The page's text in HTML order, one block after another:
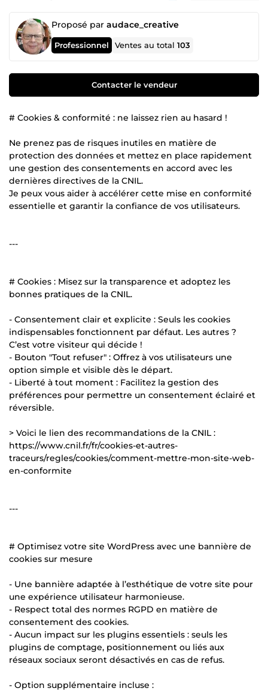
Proposé par audace_creative
Professionnel Ventes au total103
Contacter le vendeur
# Cookies & conformité : ne laissez rien au hasard !
Ne prenez pas de risques inutiles en matière de
protection des données et mettez en place rapidement
une gestion des consentements en accord avec les
dernières directives de la CNIL.
Je peux vous aider à accélérer cette mise en conformité
essentielle et garantir la confiance de vos utilisateurs.
---
# Cookies : Misez sur la transparence et adoptez les
bonnes pratiques de la CNIL.
- Consentement clair et explicite : Seuls les cookies
indispensables fonctionnent par défaut. Les autres ?
C’est votre visiteur qui décide !
- Bouton "Tout refuser" : Offrez à vos utilisateurs une
option simple et visible dès le départ.
- Liberté à tout moment : Facilitez la gestion des
préférences pour permettre un consentement éclairé et
réversible.
> Voici le lien des recommandations de la CNIL :
https://www.cnil.fr/fr/cookies-et-autres-
traceurs/regles/cookies/comment-mettre-mon-site-web-
en-conformite
---
# Optimisez votre site WordPress avec une bannière de
cookies sur mesure
- Une bannière adaptée à l’esthétique de votre site pour
une expérience utilisateur harmonieuse.
- Respect total des normes RGPD en matière de
consentement des cookies.
- Aucun impact sur les plugins essentiels : seuls les
plugins de comptage, positionnement ou liés aux
réseaux sociaux seront désactivés en cas de refus.
- Option supplémentaire incluse :